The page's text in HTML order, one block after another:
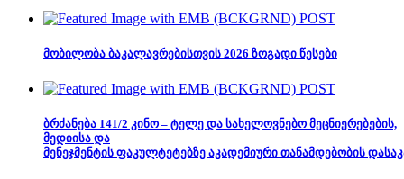
მობილობა ბაკალავრებისთვის 2026 ზოგადი წესები
ბრძანება 141/2 კინო – ტელე და სახელოვნებო მეცნიერებების,
მედიისა და
მენეჯმენტის ფაკულტეტებზე აკადემიური თანამდებობის